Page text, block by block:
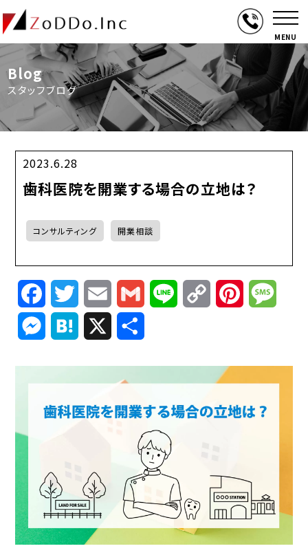
MENU
Blog
スタッフブログ
2023.6.28
歯科医院を開業する場合の立地は？
コンサルティング 開業相談
FacebookTwitterEmail Gmail Line
Copy
Link
Pinterest
Messenger
Hatena